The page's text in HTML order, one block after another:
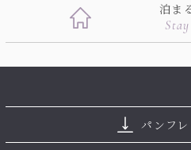
泊ま
Stay
パンフレ